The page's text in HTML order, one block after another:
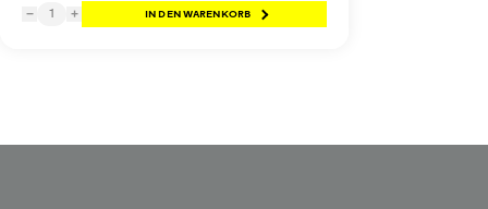
− 1 + IN DEN WARENKORB